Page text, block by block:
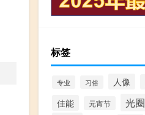
标签
专业 习俗 人像
佳能 元宵节 光圈